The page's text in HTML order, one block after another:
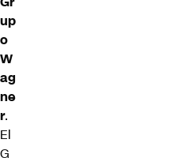
up
o
W
ag
ne
r.
El
G